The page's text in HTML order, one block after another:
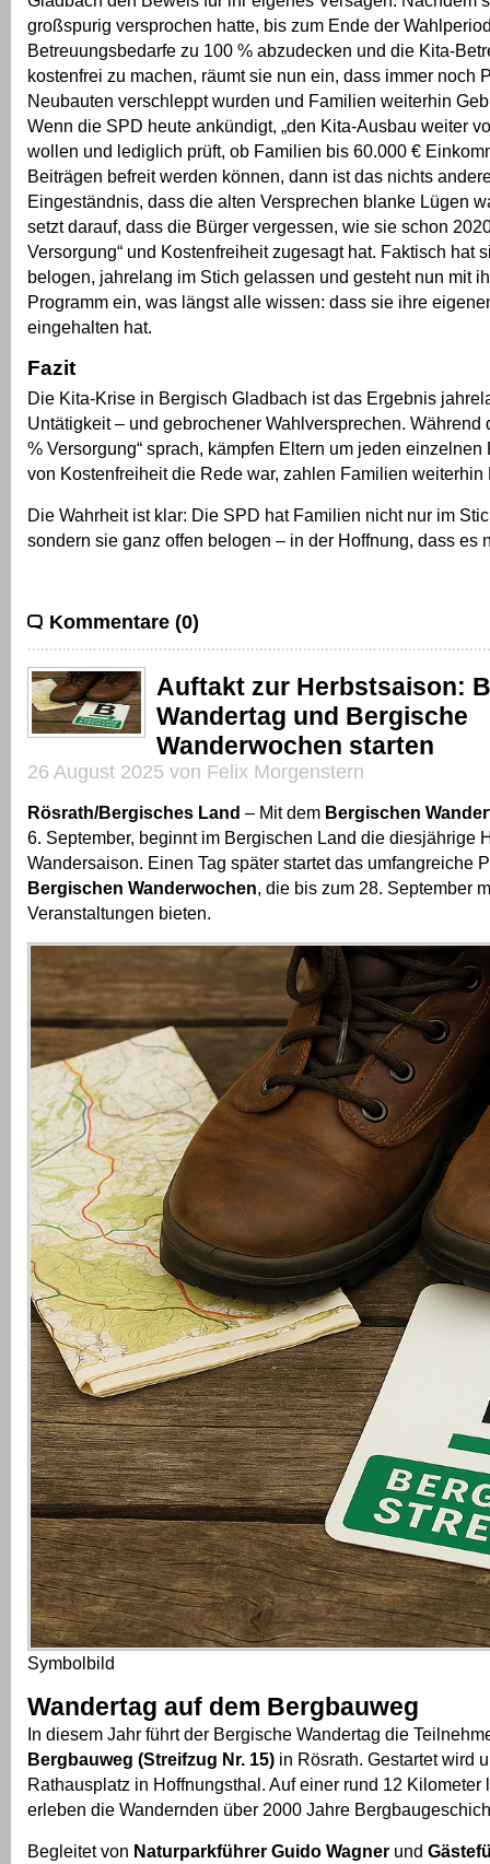
großspurig versprochen hatte, bis zum Ende der
Betreuungsbedarfe zu 100 % abzudecken und die Kita-
kostenfrei zu machen, räumt sie nun ein, dass immer noch
Neubauten verschleppt wurden und Familien weiterhin
Wenn die SPD heute ankündigt, „den Kita-Ausbau weiter
wollen und lediglich prüft, ob Familien bis 60.000 €
Beiträgen befreit werden können, dann ist das nichts
Eingeständnis, dass die alten Versprechen blanke Lügen
setzt darauf, dass die Bürger vergessen, wie sie schon
Versorgung“ und Kostenfreiheit zugesagt hat. Faktisch hat
belogen, jahrelang im Stich gelassen und gesteht nun mit
Programm ein, was längst alle wissen: dass sie ihre
eingehalten hat.
Fazit
Die Kita-Krise in Bergisch Gladbach ist das Ergebnis
Untätigkeit – und gebrochener Wahlversprechen. Während
% Versorgung“ sprach, kämpfen Eltern um jeden einzelnen
von Kostenfreiheit die Rede war, zahlen Familien weiterhin
Die Wahrheit ist klar: Die SPD hat Familien nicht nur im
sondern sie ganz offen belogen – in der Hoffnung, dass es
Kommentare (0)
Auftakt zur Herbstsaison:
Wandertag und Bergische
Wanderwochen starten
26 August 2025 von Felix Morgenstern
Rösrath/Bergisches Land – Mit dem Bergischen
6. September, beginnt im Bergischen Land die diesjährige
Wandersaison. Einen Tag später startet das umfangreiche
Bergischen Wanderwochen, die bis zum 28. September
Veranstaltungen bieten.
Symbolbild
Wandertag auf dem Bergbauweg
In diesem Jahr führt der Bergische Wandertag die
Bergbauweg (Streifzug Nr. 15) in Rösrath. Gestartet wird
Rathausplatz in Hoffnungsthal. Auf einer rund 12 Kilometer
erleben die Wandernden über 2000 Jahre
Begleitet von Naturparkführer Guido Wagner und